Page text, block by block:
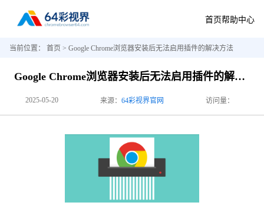
首页帮助中心
当前位置： 首页 > Google Chrome浏览器安装后无法启用插件的解决方法
Google Chrome浏览器安装后无法启用插件的解决方法
2025-05-20 来源： 64彩视界官网 访问量：